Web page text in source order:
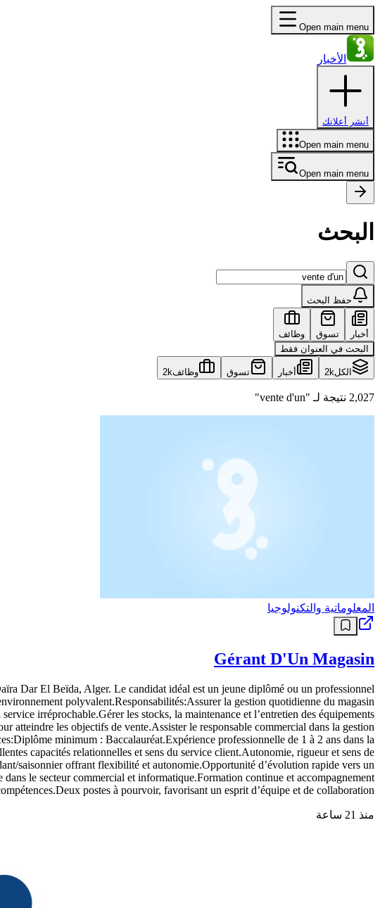
Open main menu
الأخبار
أنشر أعلانك
Open main menu
Open main menu
البحث
حفظ البحث
أخبار تسوق
وظائف
البحث في العنوان فقط
الكل2k أخبار تسوق وظائف2k
2,027 نتيجة لـ "vente d'un"
المعلوماتية والتكنولوجيا
Gérant D'Un Magasin
Dar El Beïda, Alger. Le candidat idéal est un jeune diplômé ou un professionnel
polyvalent.Responsabilités:Assurer la gestion quotidienne du magasin
irréprochable.Gérer les stocks, la maintenance et l’entretien des équipements
atteindre les objectifs de vente.Assister le responsable commercial dans la gestion
minimum : Baccalauréat.Expérience professionnelle de 1 à 2 ans dans la
capacités relationnelles et sens du service client.Autonomie, rigueur et sens de
saisonnier offrant flexibilité et autonomie.Opportunité d’évolution rapide vers un
le secteur commercial et informatique.Formation continue et accompagnement
postes à pourvoir, favorisant un esprit d’équipe et de collaboration.
منذ 21 ساعة